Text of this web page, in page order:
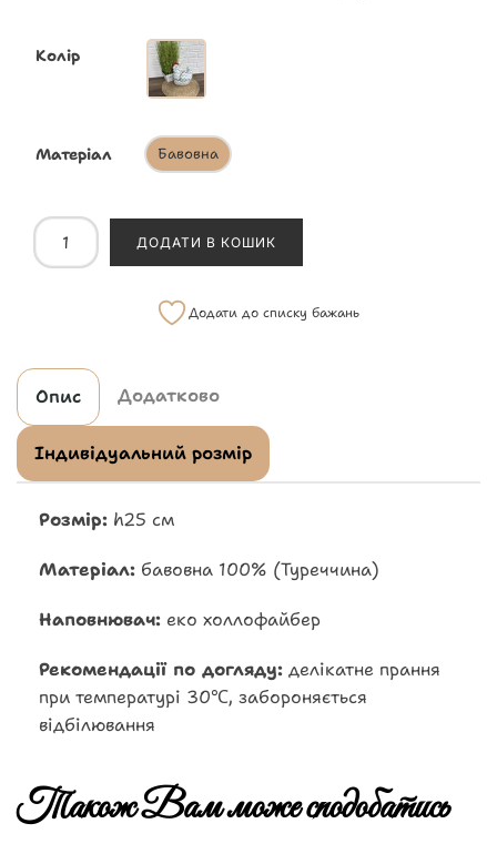
Колір
Матеріал Бавовна
ДОДАТИ В КОШИК
Додати до списку бажань
Опис Додатково
Індивідуальний розмір
Розмір: h25 см
Матеріал: бавовна 100% (Туреччина)
Наповнювач: еко холлофайбер
Рекомендації по догляду: делікатне прання
при температурі 30℃, забороняється
відбілювання
Також Вам може сподобатись